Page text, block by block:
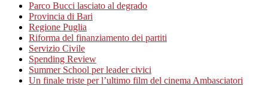
Parco Bucci lasciato al degrado
Provincia di Bari
Regione Puglia
Riforma del finanziamento dei partiti
Servizio Civile
Spending Review
Summer School per leader civici
Un finale triste per l’ultimo film del cinema Ambasciatori